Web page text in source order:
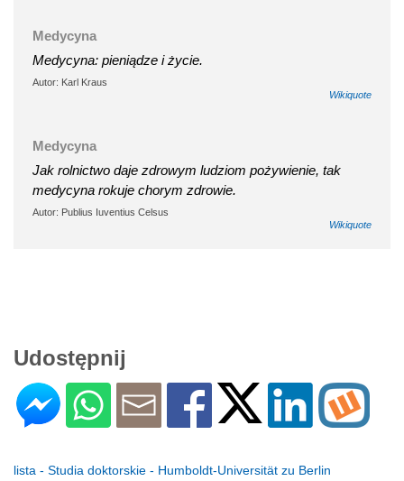
Medycyna
Medycyna: pieniądze i życie.
Autor: Karl Kraus
Wikiquote
Medycyna
Jak rolnictwo daje zdrowym ludziom pożywienie, tak
medycyna rokuje chorym zdrowie.
Autor: Publius Iuventius Celsus
Wikiquote
Udostępnij
lista - Studia doktorskie - Humboldt-Universität zu Berlin